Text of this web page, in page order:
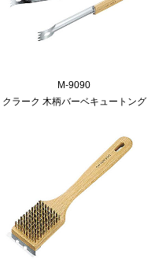
M-9090
クラーク 木柄バーベキュートング